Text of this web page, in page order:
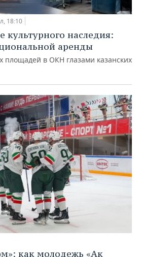
18:10
культурного наследия:
аренды
площадей в ОКН глазами казанских
как молодежь «Ак